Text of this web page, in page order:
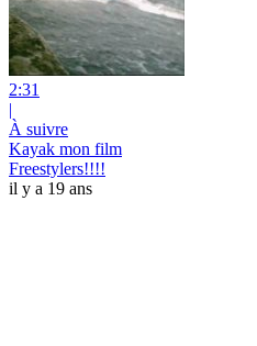
2:31
|
À suivre
Kayak mon film
Freestylers!!!!
il y a 19 ans